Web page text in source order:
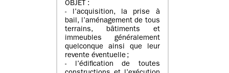
OBJET :
- l’acquisition, la prise à
bail, l’aménagement de tous
terrains, bâtiments et
immeubles généralement
quelconque ainsi que leur
revente éventuelle ;
- l’édification de toutes